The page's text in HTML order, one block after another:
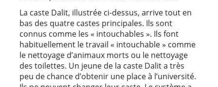
La caste Dalit, illustrée ci-dessus, arrive tout en
bas des quatre castes principales. Ils sont
connus comme les « intouchables ». Ils font
habituellement le travail « intouchable » comme
le nettoyage d’animaux morts ou le nettoyage
des toilettes. Un jeune de la caste Dalit a très
peu de chance d’obtenir une place à l’université.